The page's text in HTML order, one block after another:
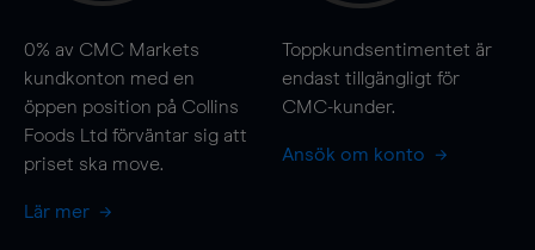
0% av CMC Markets
kundkonton med en
öppen position på Collins
Foods Ltd förväntar sig att
priset ska move.
Lär mer
Toppkundsentimentet är
endast tillgängligt för
CMC-kunder.
Ansök om konto